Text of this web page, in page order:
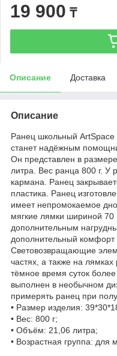
19 900 ₸
Описание Доставка
Описание
Ранец школьный
станет надёжным
Он представлен в
литра. Вес ранца 800 г. У
кармана. Ранец
пластика. Ранец
имеет непромокаемое
мягкие лямки шириной
дополнительным
дополнительный комфорт
Световозвращающие
частях, а также на
тёмное время суток
выполнен в необычном
примерять ранец при
• Размер изделия:
• Вес: 800 г;
• Объём: 21,06 литра;
• Возрастная группа: для